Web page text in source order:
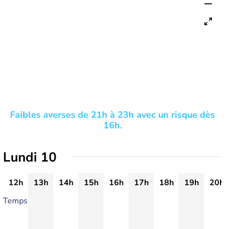
Faibles averses de 21h à 23h avec un risque dès
16h.
Lundi 10
12h 13h 14h 15h 16h 17h 18h 19h
20h
Temps